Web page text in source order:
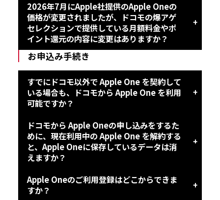
2026年7月にApple社提供のApple Oneの
価格が変更されましたが、ドコモの爆アゲ
セレクションで提供している月額料金やポ
イント還元の内容に変更はありますか？
お申込み手続き
すでにドコモ以外で Apple One を契約して
いる場合も、ドコモから Apple One を利用
可能ですか？
ドコモから Apple Oneの申し込みをするた
めに、現在利用中の Apple One を解約する
と、Apple Oneに保存しているデータは消
えますか？
Apple Oneのご利用登録はどこからできま
すか？